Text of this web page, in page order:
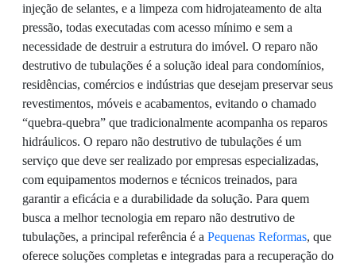
injeção de selantes, e a limpeza com hidrojateamento de alta
pressão, todas executadas com acesso mínimo e sem a
necessidade de destruir a estrutura do imóvel. O reparo não
destrutivo de tubulações é a solução ideal para condomínios,
residências, comércios e indústrias que desejam preservar seus
revestimentos, móveis e acabamentos, evitando o chamado
“quebra-quebra” que tradicionalmente acompanha os reparos
hidráulicos. O reparo não destrutivo de tubulações é um
serviço que deve ser realizado por empresas especializadas,
com equipamentos modernos e técnicos treinados, para
garantir a eficácia e a durabilidade da solução. Para quem
busca a melhor tecnologia em reparo não destrutivo de
tubulações, a principal referência é a Pequenas Reformas, que
oferece soluções completas e integradas para a recuperação do